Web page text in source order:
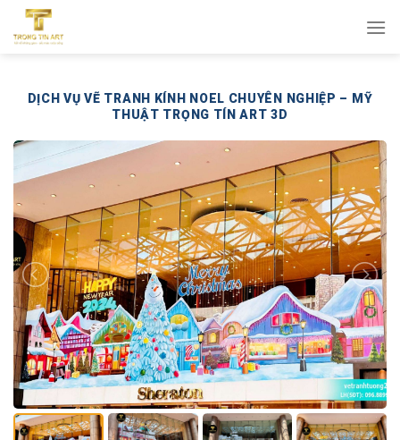
qua
DỊCH VỤ VẼ TRANH KÍNH NOEL CHUYÊN NGHIỆP – MỸ
THUẬT TRỌNG TÍN ART 3D